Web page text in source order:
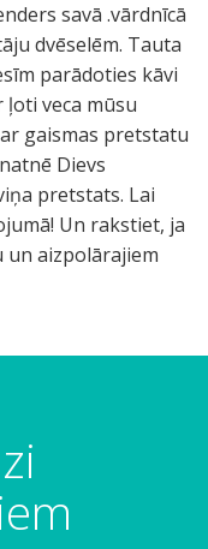
savā .vārdnīcā
dvēselēm. Tauta
parādoties kāvi
ļoti veca mūsu
gaismas pretstatu
Dievs
pretstats. Lai
Un rakstiet, ja
un aizpolārajiem